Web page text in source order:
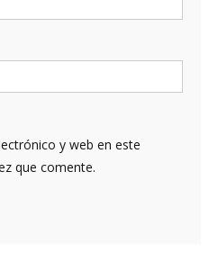
y web en este
que comente.